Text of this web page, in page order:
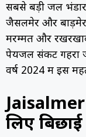
सबसे बड़ी जल
जैसलमेर और बाड़मेर
मरम्मत और
पेयजल संकट गहरा
वर्ष 2024 में इस
लिए